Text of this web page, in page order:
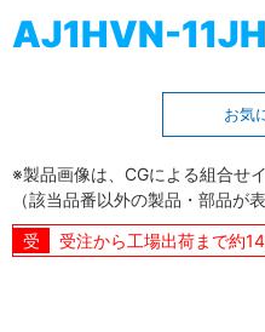
AJ1HVN-
お気
※製品画像は、CGによる組合せ
（該当品番以外の製品・部品が
受注から工場出荷まで約